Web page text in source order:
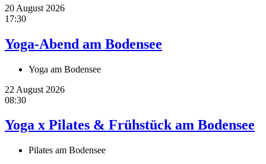
20 August 2026
17:30
Yoga-Abend am Bodensee
Yoga am Bodensee
22 August 2026
08:30
Yoga x Pilates & Frühstück am Bodensee
Pilates am Bodensee